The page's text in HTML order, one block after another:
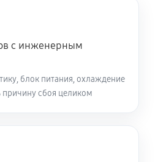
с инженерным
блок питания, охлаждение
причину сбоя целиком